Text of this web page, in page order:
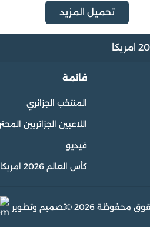
تحميل المزيد
قائمة
المنتخب الجزائري
اللاعبين الجزائريين
فيديو
كأس العالم 2026 امريكا
محفوظة 2026 © تصميم وتطوير